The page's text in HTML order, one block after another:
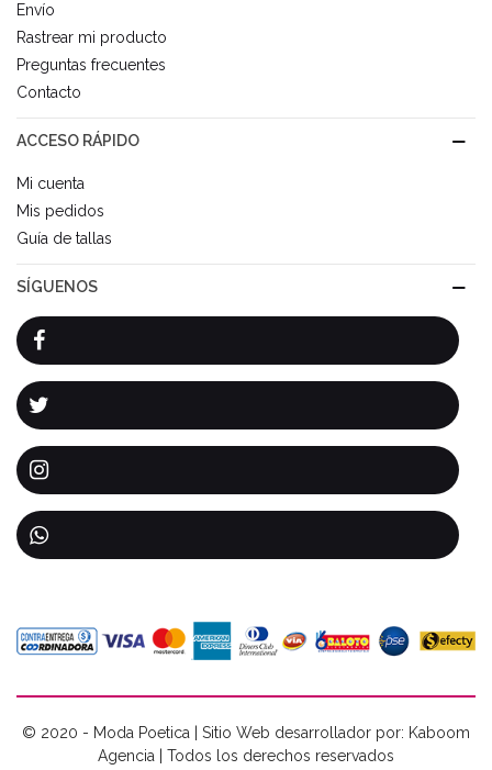
Envío
Rastrear mi producto
Preguntas frecuentes
Contacto
ACCESO RÁPIDO
Mi cuenta
Mis pedidos
Guía de tallas
SÍGUENOS
© 2020 - Moda Poetica | Sitio Web desarrollador por: Kaboom
Agencia | Todos los derechos reservados